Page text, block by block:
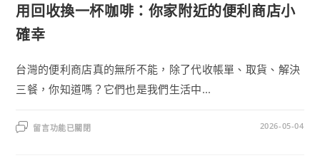
用回收換一杯咖啡：你家附近的便利商店小
確幸
台灣的便利商店真的無所不能，除了代收帳單、取貨、解決
三餐，你知道嗎？它們也是我們生活中...
留言功能已關閉 2026-05-04